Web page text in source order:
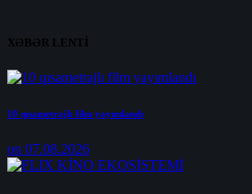
XƏBƏR LENTİ
10 qısametrajlı film yayımlandı
on 07.08.2026